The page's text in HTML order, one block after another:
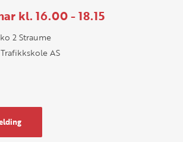
kl. 16.00 - 18.15
2 Straume
AS